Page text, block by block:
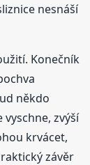
nesnáší
Konečník
někdo
zvýší
krvácet,
závěr